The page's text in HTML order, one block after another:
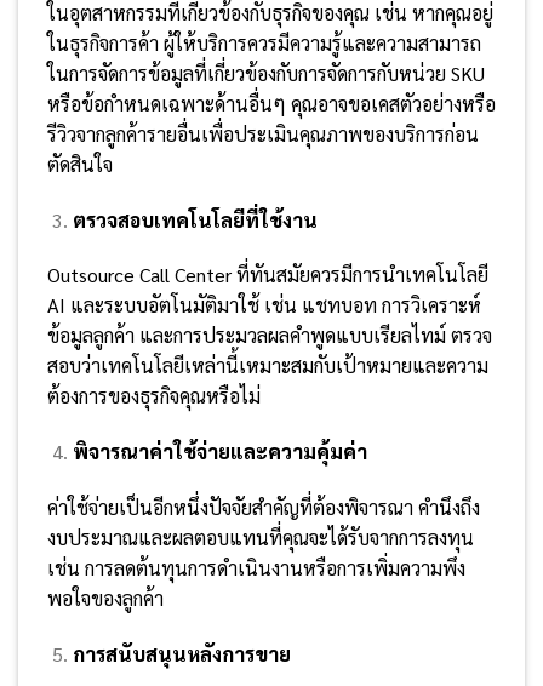
ในอุตสาหกรรมที่เกี่ยวข้องกับธุรกิจของคุณ เช่น หากคุณอยู่
ในธุรกิจการค้า ผู้ให้บริการควรมีความรู้และความสามารถ
ในการจัดการข้อมูลที่เกี่ยวข้องกับการจัดการกับหน่วย SKU
หรือข้อกำหนดเฉพาะด้านอื่นๆ คุณอาจขอเคสตัวอย่างหรือ
รีวิวจากลูกค้ารายอื่นเพื่อประเมินคุณภาพของบริการก่อน
ตัดสินใจ
ตรวจสอบเทคโนโลยีที่ใช้งาน
Outsource Call Center ที่ทันสมัยควรมีการนำเทคโนโลยี
AI และระบบอัตโนมัติมาใช้ เช่น แชทบอท การวิเคราะห์
ข้อมูลลูกค้า และการประมวลผลคำพูดแบบเรียลไทม์ ตรวจ
สอบว่าเทคโนโลยีเหล่านี้เหมาะสมกับเป้าหมายและความ
ต้องการของธุรกิจคุณหรือไม่
พิจารณาค่าใช้จ่ายและความคุ้มค่า
ค่าใช้จ่ายเป็นอีกหนึ่งปัจจัยสำคัญที่ต้องพิจารณา คำนึงถึง
งบประมาณและผลตอบแทนที่คุณจะได้รับจากการลงทุน
เช่น การลดต้นทุนการดำเนินงานหรือการเพิ่มความพึง
พอใจของลูกค้า
การสนับสนุนหลังการขาย